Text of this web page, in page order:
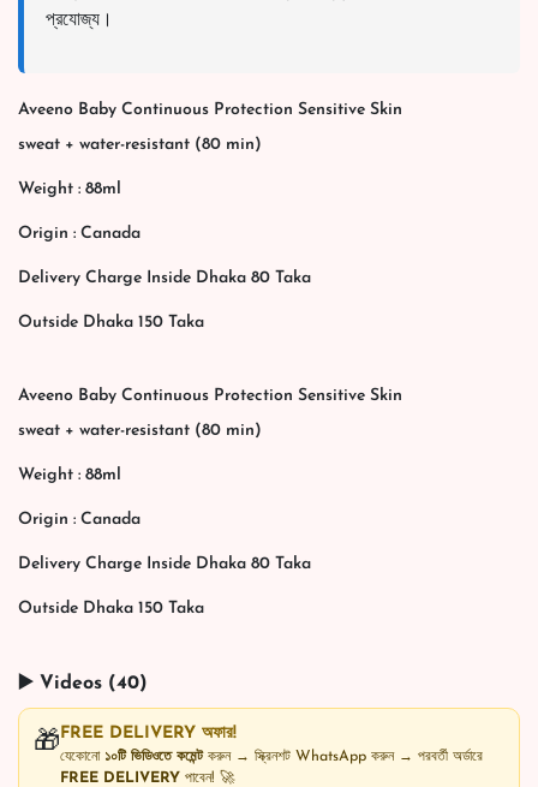
প্রযোজ্য।
Aveeno Baby Continuous Protection Sensitive Skin
sweat + water-resistant (80 min)
Weight : 88ml
Origin : Canada
Delivery Charge Inside Dhaka 80 Taka
Outside Dhaka 150 Taka
Aveeno Baby Continuous Protection Sensitive Skin
sweat + water-resistant (80 min)
Weight : 88ml
Origin : Canada
Delivery Charge Inside Dhaka 80 Taka
Outside Dhaka 150 Taka
▶️ Videos (40)
🎁FREE DELIVERY অফার!
যেকোনো ১০টি ভিডিওতে কমেন্টকরুন → স্ক্রিনশট WhatsApp করুন → পরবর্তী অর্ডারে
FREE DELIVERY পাবেন! 🚀